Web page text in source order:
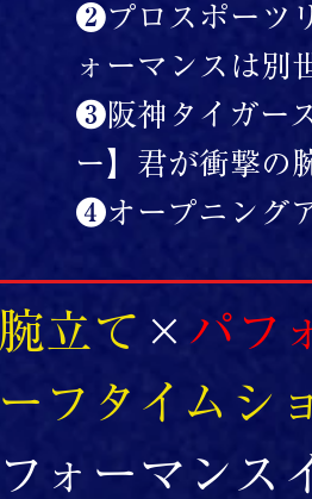
❷プロスポーツ
ォーマンスは別
❸阪神タイガー
ー】君が衝撃の
❹オープニング
腕立て × パフ
ーフタイムシ
フォーマンス